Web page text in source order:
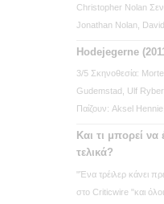
Christopher Nolan
Jonathan Nolan, David
Hodejegerne
3/5 Σκηνοθεσία:
Gudemstad, Ulf
Παίζουν: Aksel
Και τι μπορεί να
τελικά?
"Ένα τρέιλερ κάνει
στο Criticwire "και